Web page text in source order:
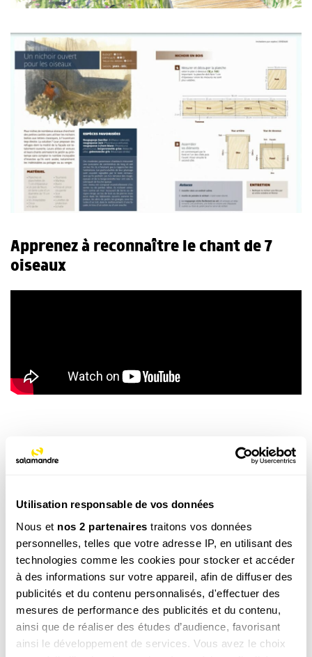
Utilisation responsable de vos données
Nous et nos 2 partenaires traitons vos données
personnelles, telles que votre adresse IP, en utilisant des
technologies comme les cookies pour stocker et accéder
à des informations sur votre appareil, afin de diffuser des
publicités et du contenu personnalisés, d'effectuer des
mesures de performance des publicités et du contenu,
ainsi que de réaliser des études d’audience, favorisant
ainsi le développement de services. Vous avez le choix
Apprenez à reconnaître le chant de 7
oiseaux
M’INSCRIRE
Par votre inscription vous acceptez la
politique de
confidentialité
.Vous pouvez vous désinscrire à tout
moment.